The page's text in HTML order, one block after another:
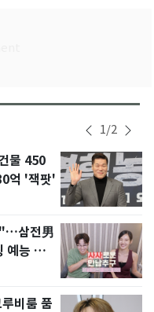
1/2
물 450
억 '잭팟'
삼전男
예능 화
비룸 품